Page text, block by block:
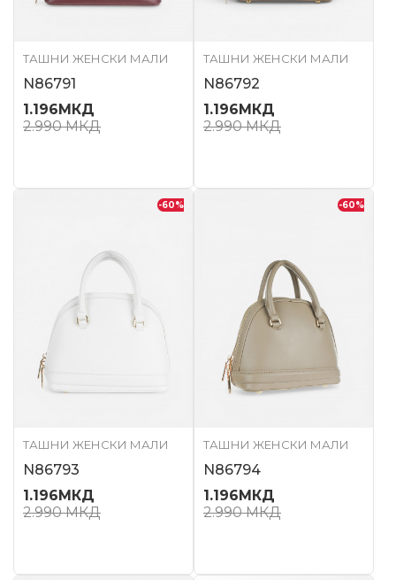
ТАШНИ ЖЕНСКИ МАЛИ
N86791
1.196МКД
2.990МКД
ТАШНИ ЖЕНСКИ МАЛИ
N86792
1.196МКД
2.990МКД
-60%
ТАШНИ ЖЕНСКИ МАЛИ
N86793
1.196 МКД
2.990МКД
-60%
ТАШНИ ЖЕНСКИ МАЛИ
N86794
1.196 МКД
2.990МКД